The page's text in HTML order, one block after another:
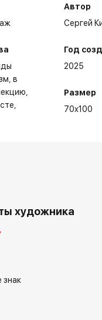
в
Автор
Сергей
Год
2025
Размер
70x100
художника